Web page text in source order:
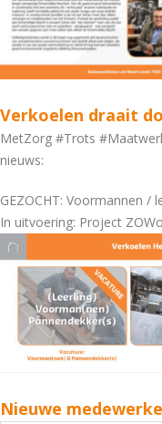
Verkoelen draait
MetZorg #Trots
nieuws:
GEZOCHT: Voormannen /
In uitvoering: Project
Nieuwe